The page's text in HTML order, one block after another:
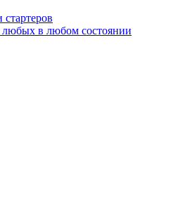
стартеров
в любом состоянии